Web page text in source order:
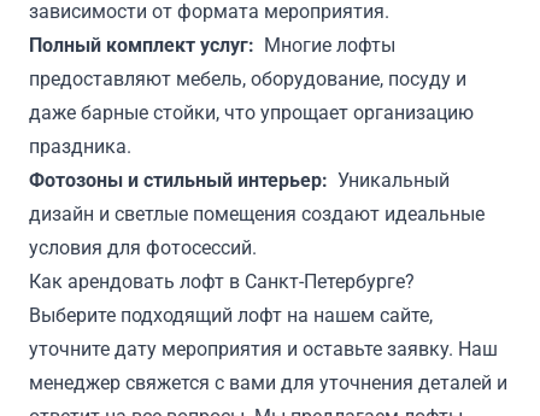
зависимости от формата мероприятия.
Полный комплект услуг: Многие лофты
предоставляют мебель, оборудование, посуду и
даже барные стойки, что упрощает организацию
праздника.
Фотозоны и стильный интерьер: Уникальный
дизайн и светлые помещения создают идеальные
условия для фотосессий.
Как арендовать лофт в Санкт-Петербурге?
Выберите подходящий лофт на нашем сайте,
уточните дату мероприятия и оставьте заявку. Наш
менеджер свяжется с вами для уточнения деталей и